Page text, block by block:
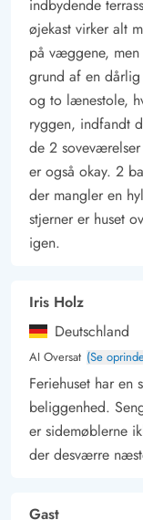
børn og voksne, så
er der noget for alle.
indbydende
øjekast virker alt
på væggene, men
grund af en
og to lænestole,
ryggen, indfandt
de 2
er også okay. 2
der mangler en
stjerner er huset
igen.
Iris Holz
Deutschland
AI Oversat (Se
Feriehuset har en
beliggenhed.
er sidemøblerne
der desværre
Gast